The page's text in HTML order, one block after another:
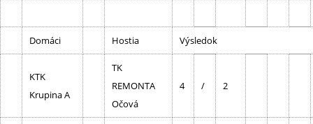
Domáci Hostia Výsledok
KTK
Krupina A
TK
REMONTA
Očová
4 / 2